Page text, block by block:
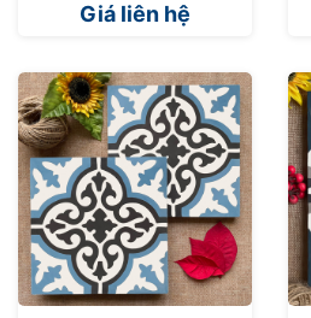
Giá liên hệ